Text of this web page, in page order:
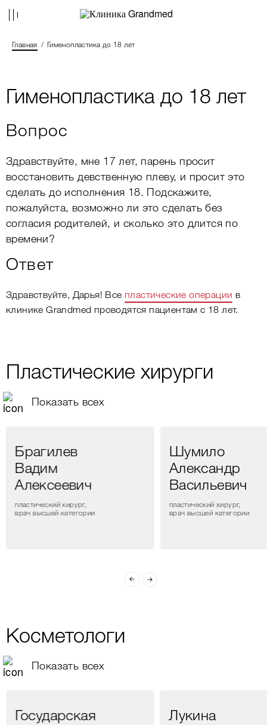
Главная Гименопластика до 18 лет
Гименопластика до 18 лет
Вопрос
Здравствуйте, мне 17 лет, парень просит
восстановить девственную плеву, и просит это
сделать до исполнения 18. Подскажите,
пожалуйста, возможно ли это сделать без
согласия родителей, и сколько это длится по
времени?
Ответ
Здравствуйте, Дарья! Все пластические операции в
клинике Grandmed проводятся пациентам с 18 лет.
Пластические хирурги
Показать всех
Брагилев
Вадим
Алексеевич
пластический хирург,
врач высшей категории
Шумило
Александр
Васильевич
пластический хирург,
врач высшей категории
Косметологи
Показать всех
Государская
Лукина